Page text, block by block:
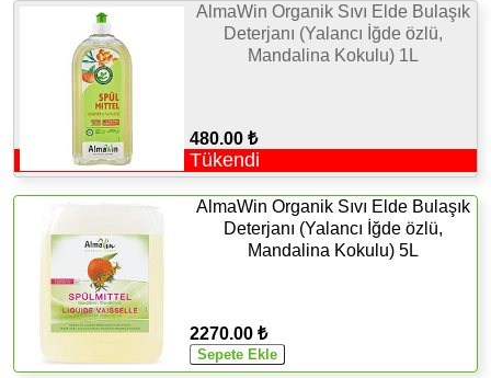
AlmaWin Organik Sıvı Elde Bulaşık
Deterjanı (Yalancı İğde özlü,
Mandalina Kokulu) 1L
480.00 ₺
Tükendi
AlmaWin Organik Sıvı Elde Bulaşık
Deterjanı (Yalancı İğde özlü,
Mandalina Kokulu) 5L
2270.00 ₺